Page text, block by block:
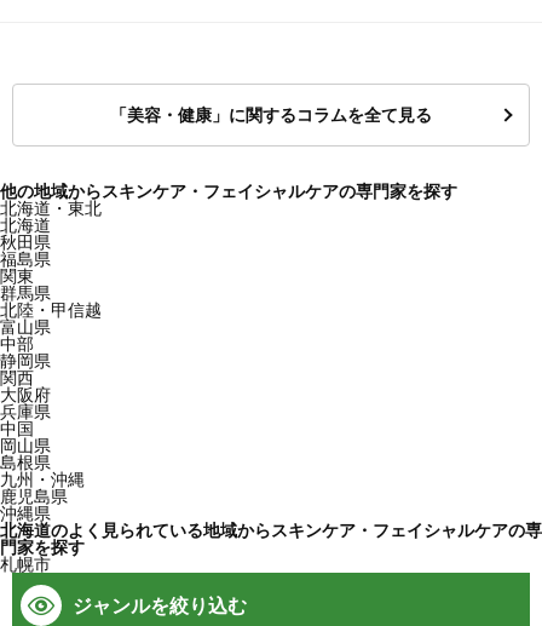
「美容・健康」に関するコラムを全て見る
他の地域からスキンケア・フェイシャルケアの専門家を探す
北海道・東北
北海道
秋田県
福島県
関東
群馬県
北陸・甲信越
富山県
中部
静岡県
関西
大阪府
兵庫県
中国
岡山県
島根県
九州・沖縄
鹿児島県
沖縄県
北海道のよく見られている地域からスキンケア・フェイシャルケアの専
門家を探す
札幌市
ジャンルを絞り込む